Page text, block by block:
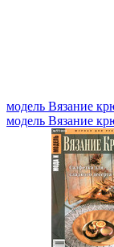
модель Вязание
модель Вязание